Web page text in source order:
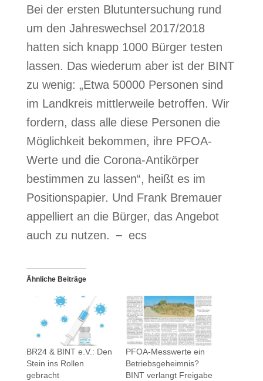
Bei der ersten Blutuntersuchung rund
um den Jahreswechsel 2017/2018
hatten sich knapp 1000 Bürger testen
lassen. Das wiederum aber ist der BINT
zu wenig: „Etwa 50000 Personen sind
im Landkreis mittlerweile betroffen. Wir
fordern, dass alle diese Personen die
Möglichkeit bekommen, ihre PFOA-
Werte und die Corona-Antikörper
bestimmen zu lassen“, heißt es im
Positionspapier. Und Frank Bremauer
appelliert an die Bürger, das Angebot
auch zu nutzen. − ecs
Ähnliche Beiträge
BR24 & BINT e.V.: Den
Stein ins Rollen
gebracht
PFOA-Messwerte ein
Betriebsgeheimnis?
BINT verlangt Freigabe